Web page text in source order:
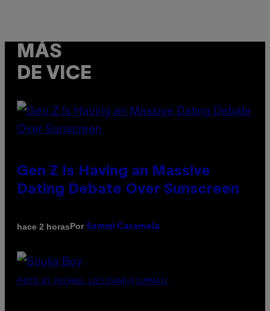
MÁS
DE VICE
Gen Z Is Having an Massive
Dating Debate Over Sunscreen
hace 2 horasPor Sammi Caramela
PHOTO BY MICHAEL LOCCISANO/FILMMAGIC